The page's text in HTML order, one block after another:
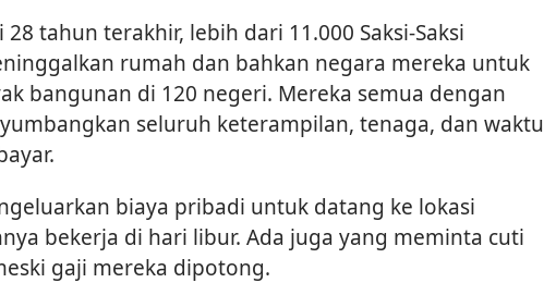
tahun terakhir, lebih dari 11.000 Saksi-Saksi
rumah dan bahkan negara mereka untuk
bangunan di 120 negeri. Mereka semua dengan
seluruh keterampilan, tenaga, dan waktu
biaya pribadi untuk datang ke lokasi
bekerja di hari libur. Ada juga yang meminta cuti
gaji mereka dipotong.